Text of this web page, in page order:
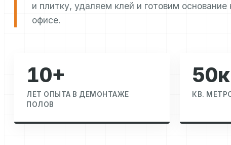
и плитку, удаляем клей и готовим
офисе.
10+
ЛЕТ ОПЫТА В ДЕМОНТАЖЕ
ПОЛОВ
КВ.